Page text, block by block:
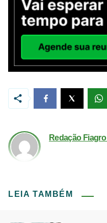
Redação Fiagro
LEIA TAMBÉM